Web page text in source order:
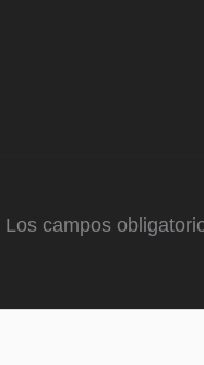
Los campos